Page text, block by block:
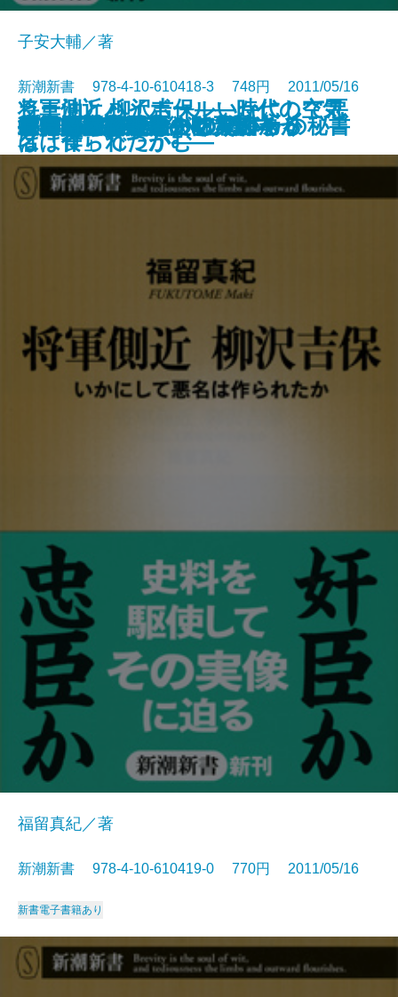
公安は誰をマークしているか
新・堕落論―我欲と天罰―
「おひとりさま」の家づくり
ディズニーランドの秘密
都市住民のための防災読本
生物学的文明論
オバマも救えないアメリカ
まいにち富士山
復興の精神
ラー油とハイボール―時代の空気
は「食」でつかむ―
子安大輔／著
新潮新書 978-4-10-610418-3 748円 2011/05/16
新書電子書籍あり
将軍側近 柳沢吉保―いかにして悪
名は作られたか―
福留真紀／著
新潮新書 978-4-10-610419-0 770円 2011/05/16
新書電子書籍あり
喜婚男と避婚男
マイ仏教
日本人の叡智
世界の宗教がざっくりわかる
がんの練習帳
政権交代の悪夢
日本語教室
サービスの達人たち 日本一の秘書
プロ野球解説者の嘘